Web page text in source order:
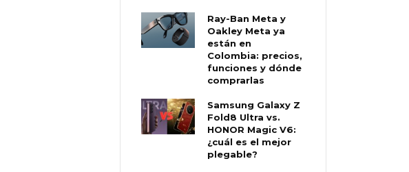
Ray-Ban Meta y
Oakley Meta ya
están en
Colombia: precios,
funciones y dónde
comprarlas
Samsung Galaxy Z
Fold8 Ultra vs.
HONOR Magic V6:
¿cuál es el mejor
plegable?